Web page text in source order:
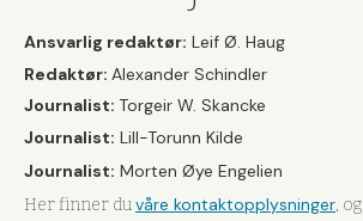
Ansvarlig redaktør: Leif Ø. Haug
Redaktør: Alexander Schindler
Journalist: Torgeir W. Skancke
Journalist: Lill-Torunn Kilde
Journalist: Morten Øye Engelien
Her finner duvåre kontaktopplysninger, og